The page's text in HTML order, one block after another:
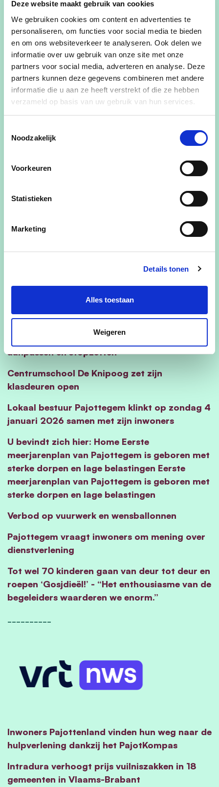
Deze website maakt gebruik van cookies
We gebruiken cookies om content en advertenties te
personaliseren, om functies voor social media te bieden
en om ons websiteverkeer te analyseren. Ook delen we
informatie over uw gebruik van onze site met onze
partners voor social media, adverteren en analyse. Deze
partners kunnen deze gegevens combineren met andere
informatie die u aan ze heeft verstrekt of die ze hebben
verzameld op basis van uw gebruik van hun services.
Noodzakelijk
Voorkeuren
Statistieken
Marketing
Details tonen
Alles toestaan
Weigeren
211 gemeenten tonen hun hart tijdens de
‘Koesterweek’- ook Pajottegem doet mee!
880 deelnemers op derde Night Run & Walk in
Herne (+ Video)
Dorpsgenoten schenken cheque van 5.934,70
euro aan Olympisch atlete Hanne Verbruggen
Lancering PajotKompas: nieuwe gids helpt
welzijnshulp te vinden
Speelpleinwerking met winters speelplezier
tijdens kerstvakantie
Met feestbussen De Lijn rijd je in Pajottenland
veilig 2026 binnen
Rotary zet groentenleveringen aan tWinkeltje
verder
OCMW Pajottegem wil dienstondersteuning
aanpassen en stopzetten
Centrumschool De Knipoog zet zijn
klasdeuren open
Lokaal bestuur Pajottegem klinkt op zondag 4
januari 2026 samen met zijn inwoners
U bevindt zich hier: Home Eerste
meerjarenplan van Pajottegem is geboren met
sterke dorpen en lage belastingen Eerste
meerjarenplan van Pajottegem is geboren met
sterke dorpen en lage belastingen
Verbod op vuurwerk en wensballonnen
Pajottegem vraagt inwoners om mening over
dienstverlening
Tot wel 70 kinderen gaan van deur tot deur en
roepen ‘Gosjdieël!’ - “Het enthousiasme van de
begeleiders waarderen we enorm.”
Inwoners Pajottenland vinden hun weg naar de
hulpverlening dankzij het PajotKompas
Intradura verhoogt prijs vuilniszakken in 18
gemeenten in Vlaams-Brabant